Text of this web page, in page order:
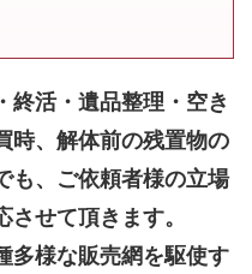
終活・遺品整理・空き
時、解体前の残置物の
、 ご依頼者様の立場
せて頂きます。
多様な販売網を駆使す